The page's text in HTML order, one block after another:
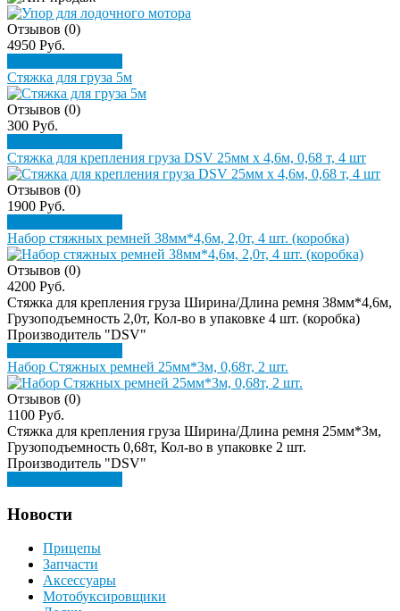
Отзывов (0)
4950 Руб.
Стяжка для груза 5м
Отзывов (0)
300 Руб.
Стяжка для крепления груза DSV 25мм х 4,6м, 0,68 т, 4 шт
Отзывов (0)
1900 Руб.
Набор стяжных ремней 38мм*4,6м, 2,0т, 4 шт. (коробка)
Отзывов (0)
4200 Руб.
Стяжка для крепления груза Ширина/Длина ремня 38мм*4,6м,
Грузоподъемность 2,0т, Кол-во в упаковке 4 шт. (коробка)
Производитель "DSV"
Набор Стяжных ремней 25мм*3м, 0,68т, 2 шт.
Отзывов (0)
1100 Руб.
Стяжка для крепления груза Ширина/Длина ремня 25мм*3м,
Грузоподъемность 0,68т, Кол-во в упаковке 2 шт.
Производитель "DSV"
Новости
Прицепы
Запчасти
Аксессуары
Мотобуксировщики